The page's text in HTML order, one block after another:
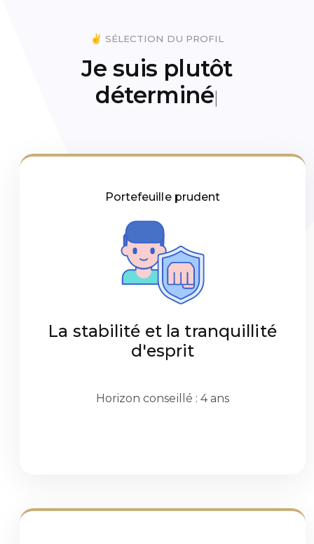
✌️ SÉLECTION DU PROFIL
Je suis plutôt
déterm|
Portefeuille prudent
La stabilité et la tranquillité
d'esprit
Horizon conseillé : 4 ans